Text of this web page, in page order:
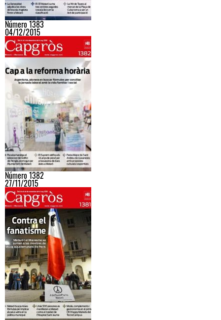
Número 1383
04/12/2015
Número 1382
27/11/2015